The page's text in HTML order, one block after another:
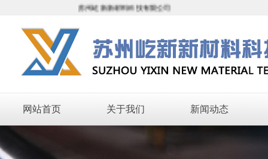
苏州屹新新材料科技有限公司
网站首页 关于我们 新闻动态